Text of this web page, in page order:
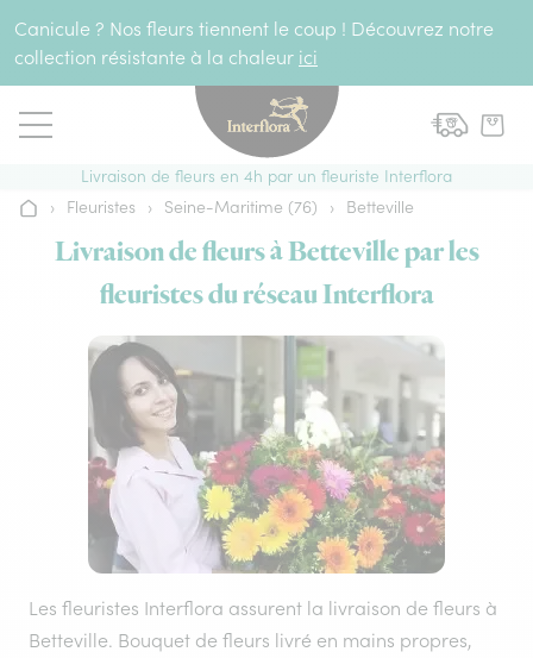
Canicule ? Nos fleurs tiennent le coup ! Découvrez notre
collection résistante à la chaleur ici
Livraison de fleurs en 4h par un fleuriste Interflora
Accueil
› Fleuristes › Seine-Maritime (76) › Betteville
Livraison de fleurs à Betteville par les
fleuristes du réseau Interflora
Les fleuristes Interflora assurent la livraison de fleurs à
Betteville. Bouquet de fleurs livré en mains propres,